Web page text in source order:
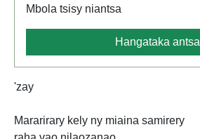
Mbola tsisy niantsa
Hangataka antsa
'zay
Mararirary kely ny miaina samirery